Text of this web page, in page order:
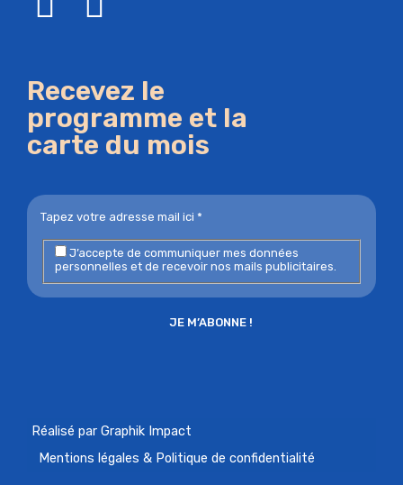
Recevez le
programme et la
carte du mois
J’accepte de communiquer mes données
personnelles et de recevoir nos mails publicitaires.
Réalisé par Graphik Impact
Mentions légales & Politique de confidentialité